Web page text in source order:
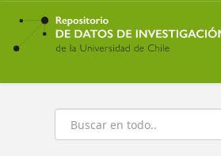
Ir
contenido
principal
Buscar